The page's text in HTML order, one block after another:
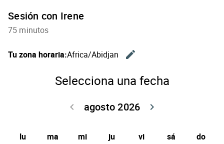
Sesión con Irene
75 minutos
Tu zona horaria:Africa/Abidjan
edit
Selecciona una fecha
agosto 2026
keyboard_arrow_left
keyboard_arrow_right
lu ma mi ju vi sá do